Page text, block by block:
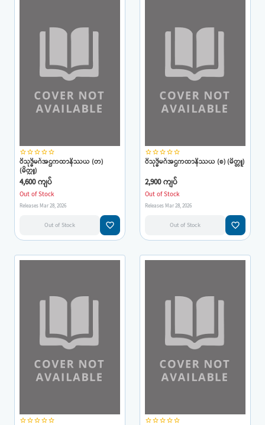
star_borderstar_borderstar_borderstar_borderstar_border
ဝိသုဒ္ဓိမဂ်အဌကထာနိဿယ (တ)
(မိတ္တူ)
4,600 ကျပ်
Out of Stock
Releases Mar 28, 2026
Out of Stock favorite_border
star_borderstar_borderstar_borderstar_borderstar_border
ဝိသုဒ္ဓိမဂ်အဌကထာနိဿယ (စ) (မိတ္တူ)
2,900 ကျပ်
Out of Stock
Releases Mar 28, 2026
Out of Stock favorite_border
star_borderstar_borderstar_borderstar_borderstar_border star_borderstar_borderstar_borderstar_borderstar_border